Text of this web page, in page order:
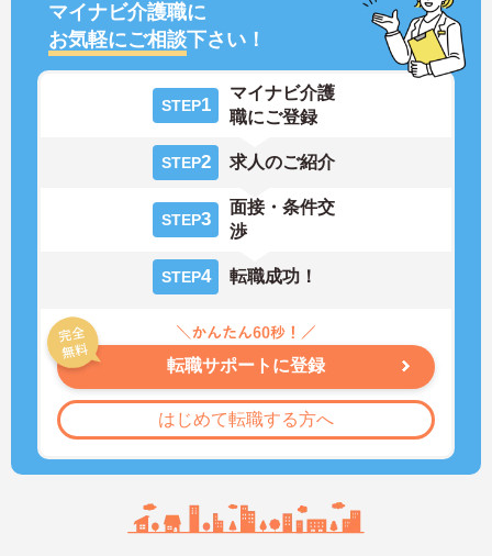
マイナビ介護職に
お気軽にご相談下さい！
STEP1
マイナビ介護
職にご登録
STEP2 求人のご紹介
STEP3
面接・条件交
渉
STEP4 転職成功！
転職サポートに登録
はじめて転職する方へ